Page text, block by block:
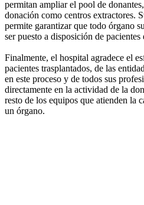
permitan ampliar el pool de
donación como centros extractores.
permite garantizar que todo órgano
ser puesto a disposición de pacientes
Finalmente, el hospital agradece el
pacientes trasplantados, de las
en este proceso y de todos sus
directamente en la actividad de la
resto de los equipos que atienden la
un órgano.